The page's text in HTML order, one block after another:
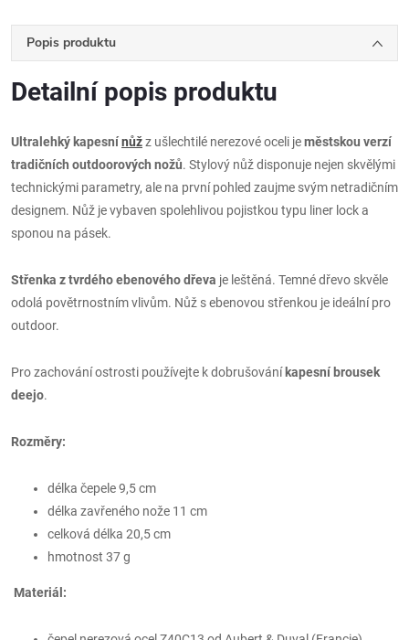
Popis produktu
Detailní popis produktu
Ultralehký kapesnínůžz ušlechtilé nerezové oceli jeměstskou verzí
tradičních outdoorových nožů. Stylový nůž disponuje nejen skvělými
technickými parametry, ale na první pohled zaujme svým netradičním
designem. Nůž je vybaven spolehlivou pojistkou typu liner lock a
sponou na pásek.
Střenka z tvrdého ebenového dřeva je leštěná. Temné dřevo skvěle
odolá povětrnostním vlivům. Nůž s ebenovou střenkou je ideální pro
outdoor.
Pro zachování ostrosti používejte k dobrušování kapesní brousek
deejo.
Rozměry:
délka čepele 9,5 cm
délka zavřeného nože 11 cm
celková délka 20,5 cm
hmotnost 37 g
Materiál: